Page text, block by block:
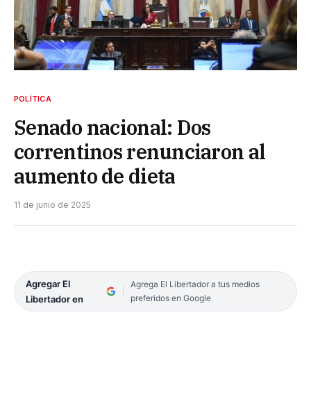
POLÍTICA
Senado nacional: Dos
correntinos renunciaron al
aumento de dieta
11 de junio de 2025
Agregar El
Libertador en
Agrega El Libertador a tus medios
preferidos en Google